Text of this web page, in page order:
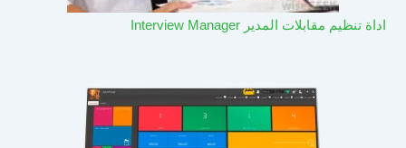
اداة تنظيم مقابلات المدير Interview Manager